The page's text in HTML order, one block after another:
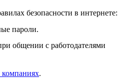
безопасности в интернете:
пароли.
общении с работодателями
.